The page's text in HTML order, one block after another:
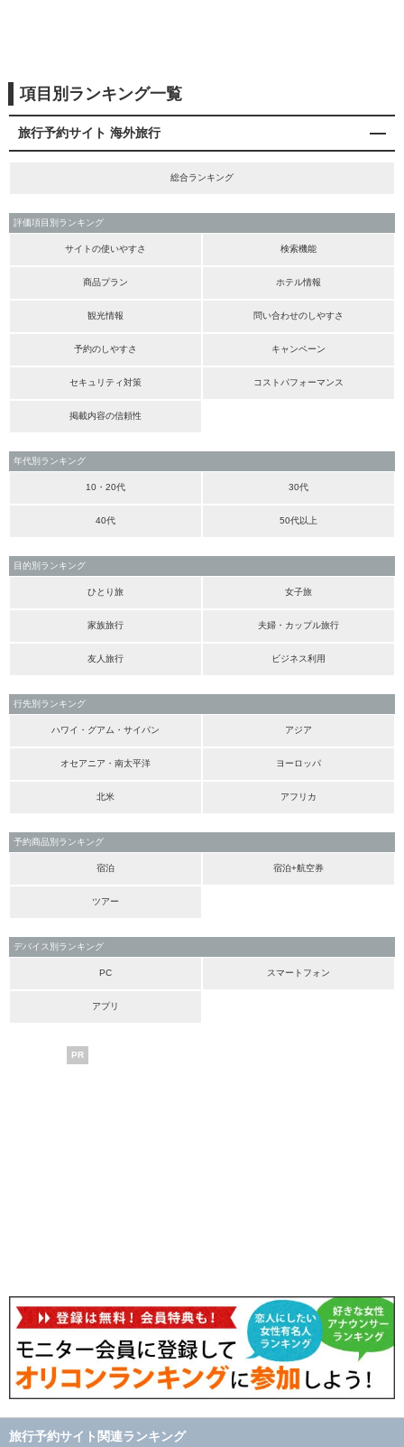
項目別ランキング一覧
旅行予約サイト 海外旅行
総合ランキング
評価項目別ランキング
サイトの使いやすさ 検索機能
商品プラン ホテル情報
観光情報 問い合わせのしやすさ
予約のしやすさ キャンペーン
セキュリティ対策 コストパフォーマンス
掲載内容の信頼性
年代別ランキング
10・20代 30代
40代 50代以上
目的別ランキング
ひとり旅 女子旅
家族旅行 夫婦・カップル旅行
友人旅行 ビジネス利用
行先別ランキング
ハワイ・グアム・サイパン アジア
オセアニア・南太平洋 ヨーロッパ
北米 アフリカ
予約商品別ランキング
宿泊 宿泊+航空券
ツアー
デバイス別ランキング
PC スマートフォン
アプリ
PR
旅行予約サイト関連ランキング